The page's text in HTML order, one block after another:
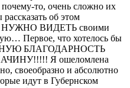
то, очень сложно их
об этом
НУЖНО ВИДЕТЬ своими
Первое, что хотелось бы
БЛАГОДАРНОСТЬ
Я ошеломлена
своеобразно и абсолютно
идут в Губернском